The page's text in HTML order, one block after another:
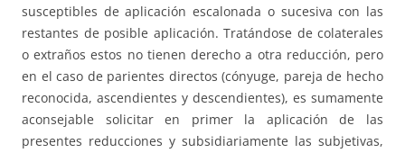
susceptibles de aplicación escalonada o sucesiva con las
restantes de posible aplicación. Tratándose de colaterales
o extraños estos no tienen derecho a otra reducción, pero
en el caso de parientes directos (cónyuge, pareja de hecho
reconocida, ascendientes y descendientes), es sumamente
aconsejable solicitar en primer la aplicación de las
presentes reducciones y subsidiariamente las subjetivas,